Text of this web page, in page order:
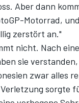
Aber dann
Motorrad,
zerstört an."
nicht. Nach
sie verstanden,
zwar alles
sorgte